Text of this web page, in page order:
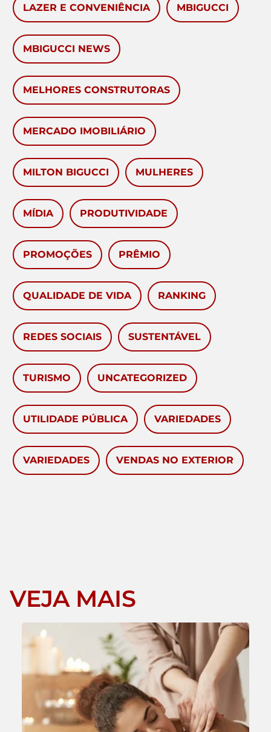
LAZER E CONVENIÊNCIA MBIGUCCI
MBIGUCCI NEWS
MELHORES CONSTRUTORAS
MERCADO IMOBILIÁRIO
MILTON BIGUCCI MULHERES
MÍDIA PRODUTIVIDADE
PROMOÇÕES PRÊMIO
QUALIDADE DE VIDA RANKING
REDES SOCIAIS SUSTENTÁVEL
TURISMO UNCATEGORIZED
UTILIDADE PÚBLICA VARIEDADES
VARIEDADES VENDAS NO EXTERIOR
VEJA MAIS